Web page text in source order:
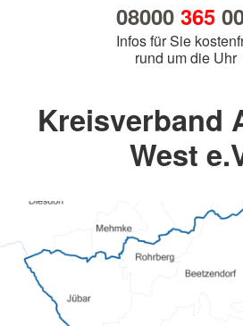
08000 365
Infos für Sie
rund um die Uhr
Kreisverband
West